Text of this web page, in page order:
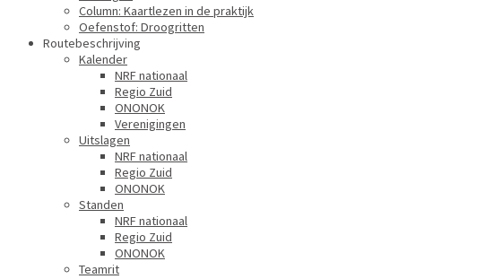
Column: Kaartlezen in de praktijk
Oefenstof: Droogritten
Routebeschrijving
Kalender
NRF nationaal
Regio Zuid
ONONOK
Verenigingen
Uitslagen
NRF nationaal
Regio Zuid
ONONOK
Standen
NRF nationaal
Regio Zuid
ONONOK
Teamrit